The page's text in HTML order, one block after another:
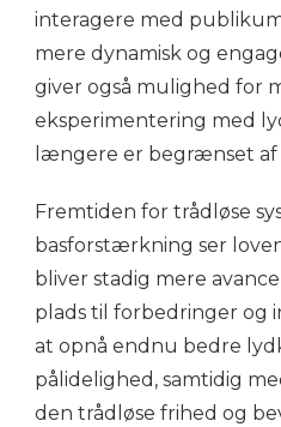
interagere med
mere dynamisk og
giver også mulighed for
eksperimentering med
længere er begrænset
Fremtiden for trådløse
basforstærkning ser
bliver stadig mere
plads til forbedringer og
at opnå endnu bedre
pålidelighed, samtidig
den trådløse frihed og